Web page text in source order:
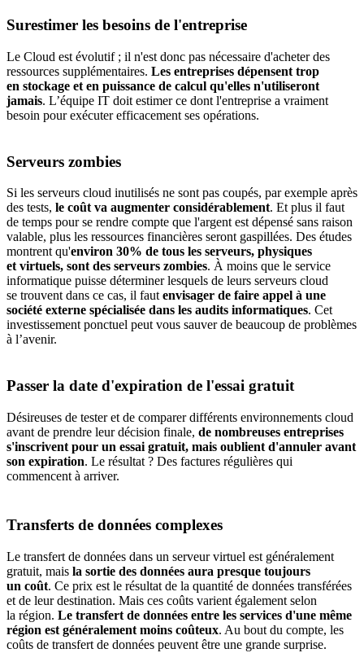
Surestimer les besoins de l'entreprise
Le Cloud est évolutif ; il n'est donc pas nécessaire d'acheter des
ressources supplémentaires. Les entreprises dépensent trop
en stockage et en puissance de calcul qu'elles n'utiliseront
jamais. L’équipe IT doit estimer ce dont l'entreprise a vraiment
besoin pour exécuter efficacement ses opérations.
Serveurs zombies
Si les serveurs cloud inutilisés ne sont pas coupés, par exemple après
des tests, le coût va augmenter considérablement. Et plus il faut
de temps pour se rendre compte que l'argent est dépensé sans raison
valable, plus les ressources financières seront gaspillées. Des études
montrent qu'environ 30% de tous les serveurs, physiques
et virtuels, sont des serveurs zombies. À moins que le service
informatique puisse déterminer lesquels de leurs serveurs cloud
se trouvent dans ce cas, il faut envisager de faire appel à une
société externe spécialisée dans les audits informatiques. Cet
investissement ponctuel peut vous sauver de beaucoup de problèmes
à l’avenir.
Passer la date d'expiration de l'essai gratuit
Désireuses de tester et de comparer différents environnements cloud
avant de prendre leur décision finale, de nombreuses entreprises
s'inscrivent pour un essai gratuit, mais oublient d'annuler avant
son expiration. Le résultat ? Des factures régulières qui
commencent à arriver.
Transferts de données complexes
Le transfert de données dans un serveur virtuel est généralement
gratuit, mais la sortie des données aura presque toujours
un coût. Ce prix est le résultat de la quantité de données transférées
et de leur destination. Mais ces coûts varient également selon
la région. Le transfert de données entre les services d'une même
région est généralement moins coûteux. Au bout du compte, les
coûts de transfert de données peuvent être une grande surprise.